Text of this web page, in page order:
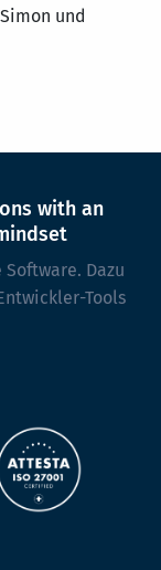
und
with an
Dazu
Tools